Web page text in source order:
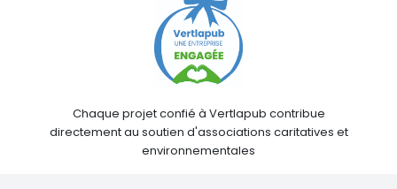
Chaque projet confié à Vertlapub contribue
directement au soutien d'associations caritatives et
environnementales